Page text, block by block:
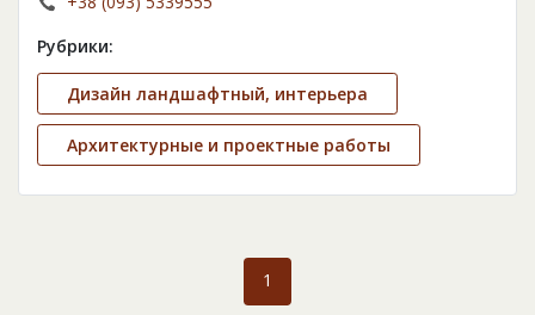
Рубрики:
Дизайн ландшафтный, интерьера
Архитектурные и проектные работы
1